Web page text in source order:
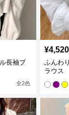
長袖ブ
全2色
¥4,520
ふんわ
ラウス